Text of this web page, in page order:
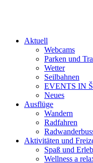
Aktuell
Webcams
Parken und
Wetter
Seilbahnen
EVENTS IN
Neues
Ausflüge
Wandern
Radfahren
Aktivitäten und
Spaß und
Wellness a